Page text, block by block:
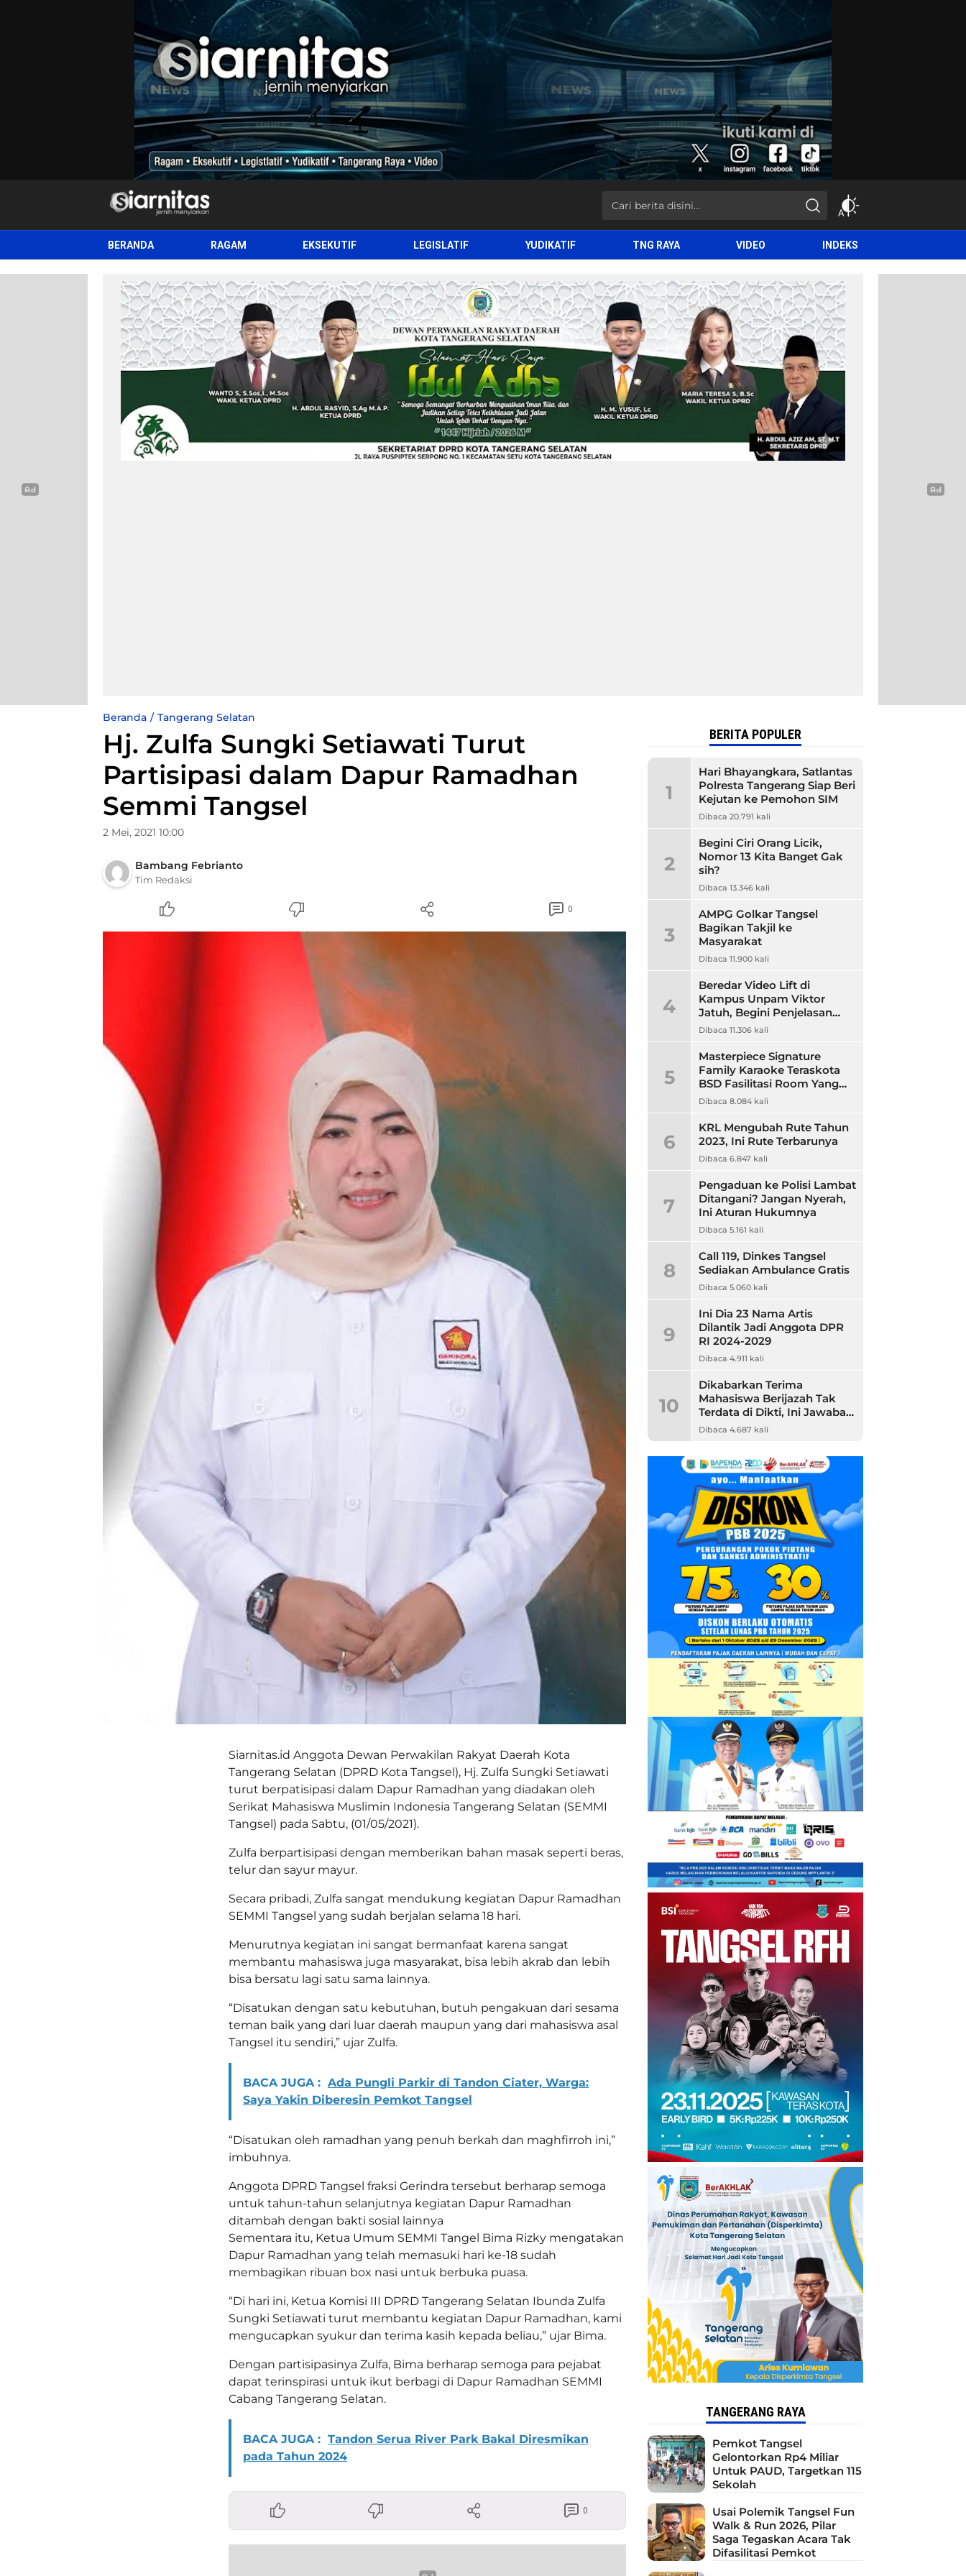
siarnitas
Jernih Menyiarkan
BERANDA RAGAM EKSEKUTIF LEGISLATIF YUDIKATIF TNG RAYA VIDEO INDEKS
Beranda Tangerang Selatan
Hj. Zulfa Sungki Setiawati Turut
Partisipasi dalam Dapur Ramadhan
Semmi Tangsel
2 Mei, 2021 10:00
Bambang Febrianto
Tim Redaksi
0
Siarnitas.id Anggota Dewan Perwakilan Rakyat Daerah Kota
Tangerang Selatan (DPRD Kota Tangsel), Hj. Zulfa Sungki Setiawati
turut berpatisipasi dalam Dapur Ramadhan yang diadakan oleh
Serikat Mahasiswa Muslimin Indonesia Tangerang Selatan (SEMMI
Tangsel) pada Sabtu, (01/05/2021).
Zulfa berpartisipasi dengan memberikan bahan masak seperti beras,
telur dan sayur mayur.
Secara pribadi, Zulfa sangat mendukung kegiatan Dapur Ramadhan
SEMMI Tangsel yang sudah berjalan selama 18 hari.
Menurutnya kegiatan ini sangat bermanfaat karena sangat
membantu mahasiswa juga masyarakat, bisa lebih akrab dan lebih
bisa bersatu lagi satu sama lainnya.
“Disatukan dengan satu kebutuhan, butuh pengakuan dari sesama
teman baik yang dari luar daerah maupun yang dari mahasiswa asal
Tangsel itu sendiri,” ujar Zulfa.
BACA JUGA : Ada Pungli Parkir di Tandon Ciater, Warga:
Saya Yakin Diberesin Pemkot Tangsel
“Disatukan oleh ramadhan yang penuh berkah dan maghfirroh ini,”
imbuhnya.
Anggota DPRD Tangsel fraksi Gerindra tersebut berharap semoga
untuk tahun-tahun selanjutnya kegiatan Dapur Ramadhan
ditambah dengan bakti sosial lainnya
Sementara itu, Ketua Umum SEMMI Tangel Bima Rizky mengatakan
Dapur Ramadhan yang telah memasuki hari ke-18 sudah
membagikan ribuan box nasi untuk berbuka puasa.
“Di hari ini, Ketua Komisi III DPRD Tangerang Selatan Ibunda Zulfa
Sungki Setiawati turut membantu kegiatan Dapur Ramadhan, kami
mengucapkan syukur dan terima kasih kepada beliau,” ujar Bima.
Dengan partisipasinya Zulfa, Bima berharap semoga para pejabat
dapat terinspirasi untuk ikut berbagi di Dapur Ramadhan SEMMI
Cabang Tangerang Selatan.
BACA JUGA : Tandon Serua River Park Bakal Diresmikan
pada Tahun 2024
0
BERITA POPULER
1
Hari Bhayangkara, Satlantas
Polresta Tangerang Siap Beri
Kejutan ke Pemohon SIM
Dibaca 20.791 kali
2
Begini Ciri Orang Licik,
Nomor 13 Kita Banget Gak
sih?
Dibaca 13.346 kali
3
AMPG Golkar Tangsel
Bagikan Takjil ke
Masyarakat
Dibaca 11.900 kali
4
Beredar Video Lift di
Kampus Unpam Viktor
Jatuh, Begini Penjelasan
Rektor Unpam
Dibaca 11.306 kali
5
Masterpiece Signature
Family Karaoke Teraskota
BSD Fasilitasi Room Yang
Nyaman dan Harga
Dibaca 8.084 kali
6
KRL Mengubah Rute Tahun
2023, Ini Rute Terbarunya
Dibaca 6.847 kali
7
Pengaduan ke Polisi Lambat
Ditangani? Jangan Nyerah,
Ini Aturan Hukumnya
Dibaca 5.161 kali
8
Call 119, Dinkes Tangsel
Sediakan Ambulance Gratis
Dibaca 5.060 kali
9
Ini Dia 23 Nama Artis
Dilantik Jadi Anggota DPR
RI 2024-2029
Dibaca 4.911 kali
10
Dikabarkan Terima
Mahasiswa Berijazah Tak
Terdata di Dikti, Ini Jawaban
Unpam
Dibaca 4.687 kali
TANGERANG RAYA
Pemkot Tangsel
Gelontorkan Rp4 Miliar
Untuk PAUD, Targetkan 115
Sekolah
Usai Polemik Tangsel Fun
Walk & Run 2026, Pilar
Saga Tegaskan Acara Tak
Difasilitasi Pemkot